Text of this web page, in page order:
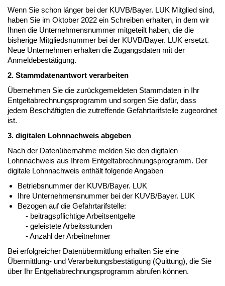
Wenn Sie schon länger bei der KUVB/Bayer. LUK Mitglied sind,
haben Sie im Oktober 2022 ein Schreiben erhalten, in dem wir
Ihnen die Unternehmensnummer mitgeteilt haben, die die
bisherige Mitgliedsnummer bei der KUVB/Bayer. LUK ersetzt.
Neue Unternehmen erhalten die Zugangsdaten mit der
Anmeldebestätigung.
2. Stammdatenantwort verarbeiten
Übernehmen Sie die zurückgemeldeten Stammdaten in Ihr
Entgeltabrechnungsprogramm und sorgen Sie dafür, dass
jedem Beschäftigten die zutreffende Gefahrtarifstelle zugeordnet
ist.
3. digitalen Lohnnachweis abgeben
Nach der Datenübernahme melden Sie den digitalen
Lohnnachweis aus Ihrem Entgeltabrechnungsprogramm. Der
digitale Lohnnachweis enthält folgende Angaben
Betriebsnummer der KUVB/Bayer. LUK
Ihre Unternehmensnummer bei der KUVB/Bayer. LUK
Bezogen auf die Gefahrtarifstelle:
- beitragspflichtige Arbeitsentgelte
- geleistete Arbeitsstunden
- Anzahl der Arbeitnehmer
Bei erfolgreicher Datenübermittlung erhalten Sie eine
Übermittlung- und Verarbeitungsbestätigung (Quittung), die Sie
über Ihr Entgeltabrechnungsprogramm abrufen können.